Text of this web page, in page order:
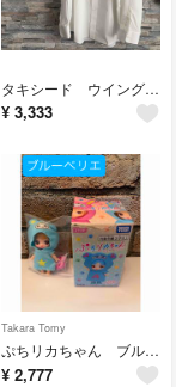
タキシード ウイングブラウス
¥ 3,333
Takara Tomy
ぷちリカちゃん ブルーベリエ
¥ 2,777